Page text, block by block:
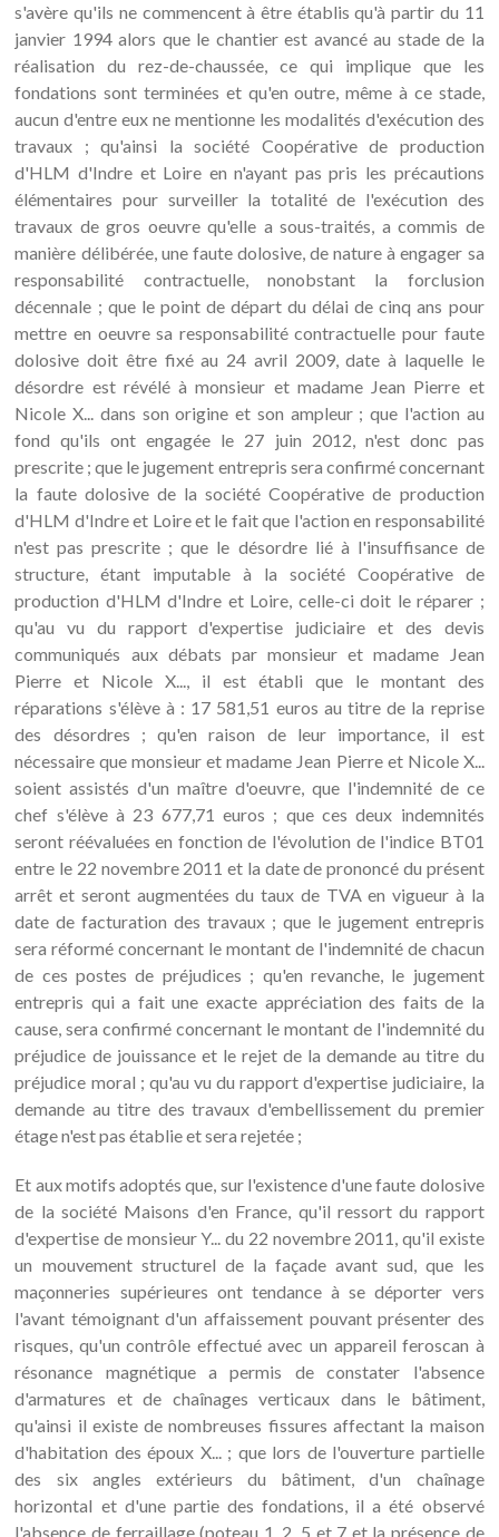
s'avère qu'ils ne commencent à être établis qu'à partir du 11
janvier 1994 alors que le chantier est avancé au stade de la
réalisation du rez-de-chaussée, ce qui implique que les
fondations sont terminées et qu'en outre, même à ce stade,
aucun d'entre eux ne mentionne les modalités d'exécution des
travaux ; qu'ainsi la société Coopérative de production
d'HLM d'Indre et Loire en n'ayant pas pris les précautions
élémentaires pour surveiller la totalité de l'exécution des
travaux de gros oeuvre qu'elle a sous-traités, a commis de
manière délibérée, une faute dolosive, de nature à engager sa
responsabilité contractuelle, nonobstant la forclusion
décennale ; que le point de départ du délai de cinq ans pour
mettre en oeuvre sa responsabilité contractuelle pour faute
dolosive doit être fixé au 24 avril 2009, date à laquelle le
désordre est révélé à monsieur et madame Jean Pierre et
Nicole X... dans son origine et son ampleur ; que l'action au
fond qu'ils ont engagée le 27 juin 2012, n'est donc pas
prescrite ; que le jugement entrepris sera confirmé concernant
la faute dolosive de la société Coopérative de production
d'HLM d'Indre et Loire et le fait que l'action en responsabilité
n'est pas prescrite ; que le désordre lié à l'insuffisance de
structure, étant imputable à la société Coopérative de
production d'HLM d'Indre et Loire, celle-ci doit le réparer ;
qu'au vu du rapport d'expertise judiciaire et des devis
communiqués aux débats par monsieur et madame Jean
Pierre et Nicole X..., il est établi que le montant des
réparations s'élève à : 17 581,51 euros au titre de la reprise
des désordres ; qu'en raison de leur importance, il est
nécessaire que monsieur et madame Jean Pierre et Nicole X...
soient assistés d'un maître d'oeuvre, que l'indemnité de ce
chef s'élève à 23 677,71 euros ; que ces deux indemnités
seront réévaluées en fonction de l'évolution de l'indice BT01
entre le 22 novembre 2011 et la date de prononcé du présent
arrêt et seront augmentées du taux de TVA en vigueur à la
date de facturation des travaux ; que le jugement entrepris
sera réformé concernant le montant de l'indemnité de chacun
de ces postes de préjudices ; qu'en revanche, le jugement
entrepris qui a fait une exacte appréciation des faits de la
cause, sera confirmé concernant le montant de l'indemnité du
préjudice de jouissance et le rejet de la demande au titre du
préjudice moral ; qu'au vu du rapport d'expertise judiciaire, la
demande au titre des travaux d'embellissement du premier
étage n'est pas établie et sera rejetée ;
Et aux motifs adoptés que, sur l'existence d'une faute dolosive
de la société Maisons d'en France, qu'il ressort du rapport
d'expertise de monsieur Y... du 22 novembre 2011, qu'il existe
un mouvement structurel de la façade avant sud, que les
maçonneries supérieures ont tendance à se déporter vers
l'avant témoignant d'un affaissement pouvant présenter des
risques, qu'un contrôle effectué avec un appareil feroscan à
résonance magnétique a permis de constater l'absence
d'armatures et de chaînages verticaux dans le bâtiment,
qu'ainsi il existe de nombreuses fissures affectant la maison
d'habitation des époux X... ; que lors de l'ouverture partielle
des six angles extérieurs du bâtiment, d'un chaînage
horizontal et d'une partie des fondations, il a été observé
l'absence de ferraillage (poteau 1, 2, 5 et 7 et la présence de